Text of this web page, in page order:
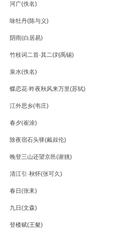
河广(佚名)
咏牡丹(陈与义)
阴雨(白居易)
竹枝词二首·其二(刘禹锡)
泉水(佚名)
蝶恋花·昨夜秋风来万里(苏轼)
江外思乡(韦庄)
春夕(崔涂)
除夜宿石头驿(戴叔伦)
晚登三山还望京邑(谢朓)
清江引·秋怀(张可久)
春日(张耒)
九日(文森)
登楼赋(王粲)